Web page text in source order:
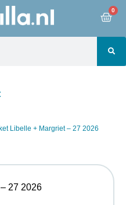
0
Libelle + Margriet – 27 2026
27 2026